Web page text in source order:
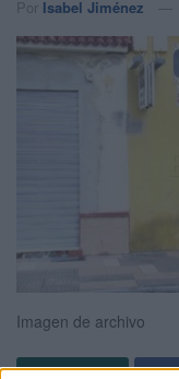
Por Isabel Jiménez
Imagen de archivo